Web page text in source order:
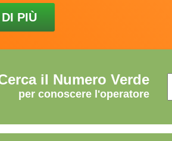
PIÙ
il Numero Verde
per conoscere l'operatore